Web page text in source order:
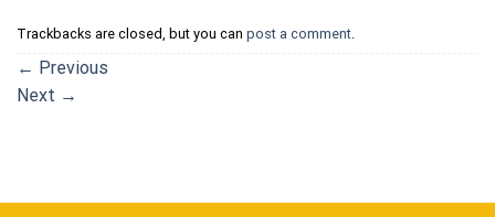
Trackbacks are closed, but you can post a comment
← Previous
Next →